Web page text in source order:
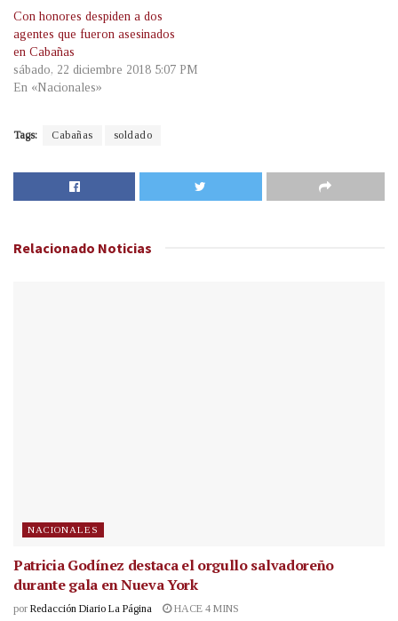
Con honores despiden a dos
agentes que fueron asesinados
en Cabañas
sábado, 22 diciembre 2018 5:07 PM
En «Nacionales»
Tags: Cabañas soldado
Relacionado Noticias
NACIONALES
Patricia Godínez destaca el orgullo salvadoreño
durante gala en Nueva York
por Redacción Diario La Página HACE 4 MINS